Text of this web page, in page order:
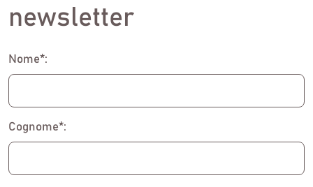
newsletter
Nome*:
Cognome*: